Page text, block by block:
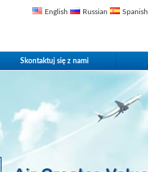
English Russian Spanish
Skontaktuj się z nami